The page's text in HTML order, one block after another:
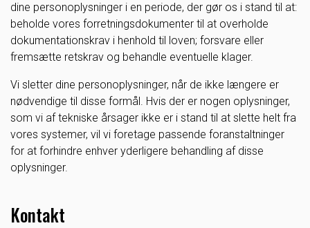
dine personoplysninger i en periode, der gør os i stand til at:
beholde vores forretningsdokumenter til at overholde
dokumentationskrav i henhold til loven; forsvare eller
fremsætte retskrav og behandle eventuelle klager.
Vi sletter dine personoplysninger, når de ikke længere er
nødvendige til disse formål. Hvis der er nogen oplysninger,
som vi af tekniske årsager ikke er i stand til at slette helt fra
vores systemer, vil vi foretage passende foranstaltninger
for at forhindre enhver yderligere behandling af disse
oplysninger.
Kontakt